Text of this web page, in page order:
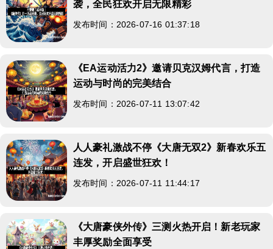
袭，全民狂欢开启无限精彩
发布时间：2026-07-16 01:37:18
《EA运动活力2》邀请贝克汉姆代言，打造
运动与时尚的完美结合
发布时间：2026-07-11 13:07:42
人人豪礼激战不停《大唐无双2》新春欢乐五
连发，开启盛世狂欢！
发布时间：2026-07-11 11:44:17
《大唐豪侠外传》三测火热开启！新老玩家
丰厚奖励全面享受